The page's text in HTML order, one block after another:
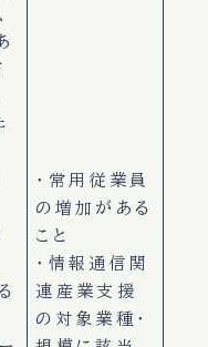
・常用従業員
の増加がある
こと
・情報通信関
連産業支援
の対象業種・